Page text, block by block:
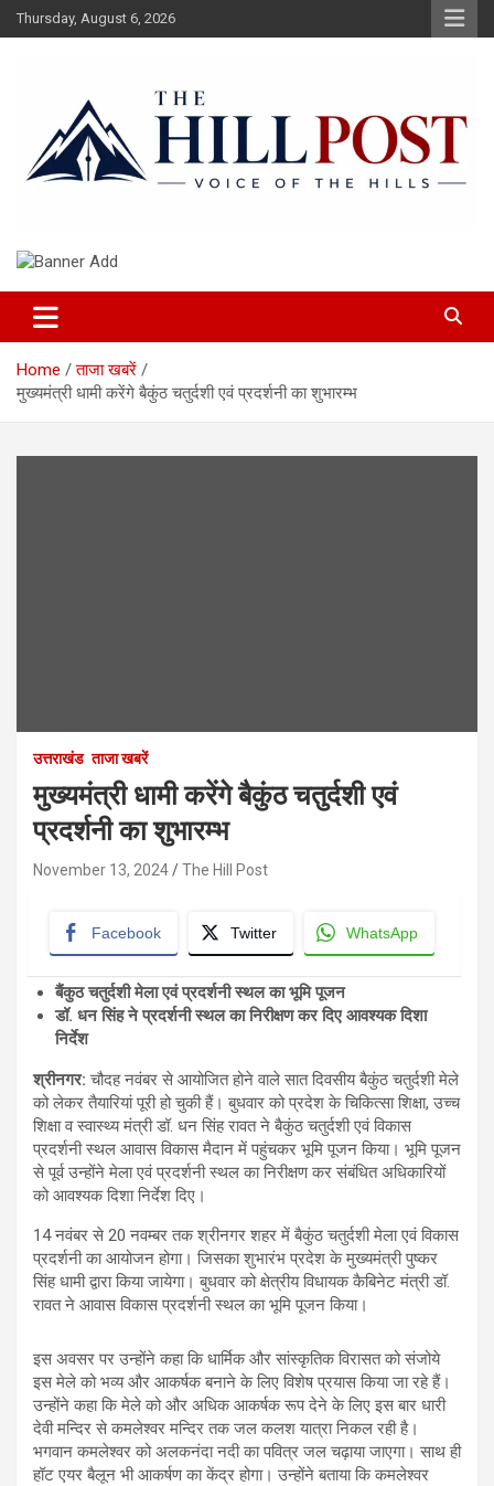
Skip
to
Thursday, August 6, 2026
The Hillpost
Home
ताजा खबरें
मुख्यमंत्री धामी करेंगे बैकुंठ चतुर्दशी एवं प्रदर्शनी का शुभारम्भ
उत्तराखंड ताजा खबरें
मुख्यमंत्री धामी करेंगे बैकुंठ चतुर्दशी एवं
प्रदर्शनी का शुभारम्भ
November 13, 2024 The Hill Post
Facebook Twitter WhatsApp
बैंकुठ चतुर्दशी मेला एवं प्रदर्शनी स्थल का भूमि पूजन
डॉ. धन सिंह ने प्रदर्शनी स्थल का निरीक्षण कर दिए आवश्यक दिशा
निर्देश
श्रीनगर: चौदह नवंबर से आयोजित होने वाले सात दिवसीय बैकुंठ चतुर्दशी मेले
को लेकर तैयारियां पूरी हो चुकी हैं। बुधवार को प्रदेश के चिकित्सा शिक्षा, उच्च
शिक्षा व स्वास्थ्य मंत्री डॉ. धन सिंह रावत ने बैकुंठ चतुर्दशी एवं विकास
प्रदर्शनी स्थल आवास विकास मैदान में पहुंचकर भूमि पूजन किया। भूमि पूजन
से पूर्व उन्होंने मेला एवं प्रदर्शनी स्थल का निरीक्षण कर संबंधित अधिकारियों
को आवश्यक दिशा निर्देश दिए।
14 नवंबर से 20 नवम्बर तक श्रीनगर शहर में बैकुंठ चतुर्दशी मेला एवं विकास
प्रदर्शनी का आयोजन होगा। जिसका शुभारंभ प्रदेश के मुख्यमंत्री पुष्कर
सिंह धामी द्वारा किया जायेगा। बुधवार को क्षेत्रीय विधायक कैबिनेट मंत्री डॉ.
रावत ने आवास विकास प्रदर्शनी स्थल का भूमि पूजन किया।
इस अवसर पर उन्होंने कहा कि धार्मिक और सांस्कृतिक विरासत को संजोये
इस मेले को भव्य और आकर्षक बनाने के लिए विशेष प्रयास किया जा रहे हैं।
उन्होंने कहा कि मेले को और अधिक आकर्षक रूप देने के लिए इस बार धारी
देवी मन्दिर से कमलेश्वर मन्दिर तक जल कलश यात्रा निकल रही है।
भगवान कमलेश्वर को अलकनंदा नदी का पवित्र जल चढ़ाया जाएगा। साथ ही
हॉट एयर बैलून भी आकर्षण का केंद्र होगा। उन्होंने बताया कि कमलेश्वर